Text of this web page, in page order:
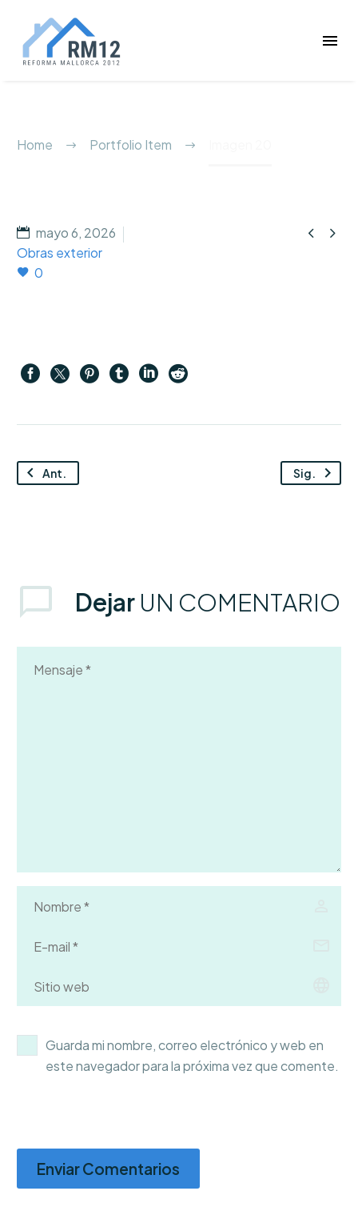
Home Portfolio Item
 
mayo 6, 2026
Obras exterior
0
Ant. Sig.
Dejar UN COMENTARIO
Guarda mi nombre, correo electrónico y web en
este navegador para la próxima vez que comente.
Enviar Comentarios